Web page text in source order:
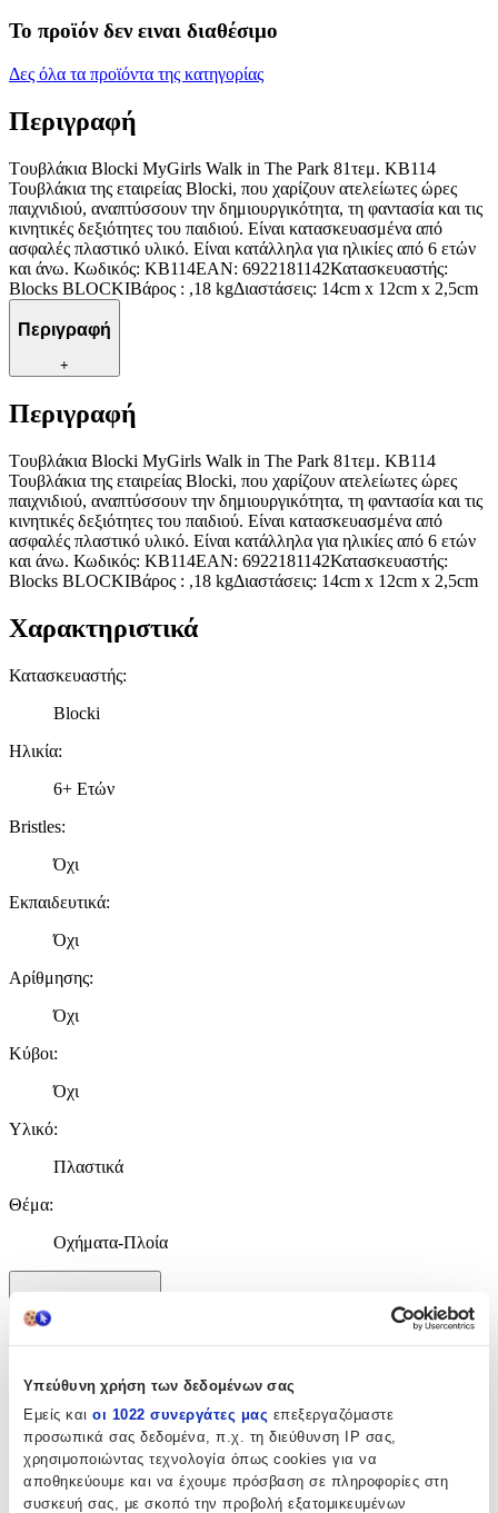
Υπεύθυνη χρήση των δεδομένων σας
Εμείς και οι 1022 συνεργάτες μας επεξεργαζόμαστε
προσωπικά σας δεδομένα, π.χ. τη διεύθυνση IP σας,
χρησιμοποιώντας τεχνολογία όπως cookies για να
αποθηκεύουμε και να έχουμε πρόσβαση σε πληροφορίες στη
συσκευή σας, με σκοπό την προβολή εξατομικευμένων
Το προϊόν δεν ειναι διαθέσιμο
Δες όλα τα προϊόντα της κατηγορίας
Περιγραφή
Tουβλάκια Blocki MyGirls Walk in The Park 81τεμ. KB114
Τουβλάκια της εταιρείας Blocki, που χαρίζουν ατελείωτες ώρες
παιχνιδιού, αναπτύσσουν την δημιουργικότητα, τη φαντασία και τις
κινητικές δεξιότητες του παιδιού. Είναι κατασκευασμένα από
ασφαλές πλαστικό υλικό. Είναι κατάλληλα για ηλικίες από 6 ετών
και άνω. Κωδικός: KB114EAN: 6922181142Κατασκευαστής:
Blocks BLOCKIΒάρος : ,18 kgΔιαστάσεις: 14cm x 12cm x 2,5cm
Περιγραφή
+
Περιγραφή
Tουβλάκια Blocki MyGirls Walk in The Park 81τεμ. KB114
Τουβλάκια της εταιρείας Blocki, που χαρίζουν ατελείωτες ώρες
παιχνιδιού, αναπτύσσουν την δημιουργικότητα, τη φαντασία και τις
κινητικές δεξιότητες του παιδιού. Είναι κατασκευασμένα από
ασφαλές πλαστικό υλικό. Είναι κατάλληλα για ηλικίες από 6 ετών
και άνω. Κωδικός: KB114EAN: 6922181142Κατασκευαστής:
Blocks BLOCKIΒάρος : ,18 kgΔιαστάσεις: 14cm x 12cm x 2,5cm
Χαρακτηριστικά
Κατασκευαστής:
Blocki
Ηλικία:
6+ Ετών
Bristles:
Όχι
Εκπαιδευτικά:
Όχι
Αρίθμησης:
Όχι
Κύβοι:
Όχι
Υλικό:
Πλαστικά
Θέμα:
Οχήματα-Πλοία
Χαρακτηριστικά
Κατασκευαστής:
Blocki
Ηλικία: